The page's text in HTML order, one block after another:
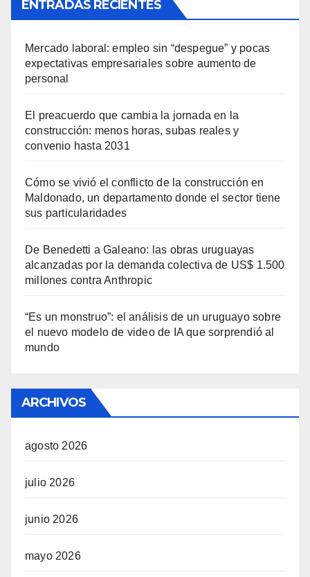
ENTRADAS RECIENTES
Mercado laboral: empleo sin “despegue” y pocas
expectativas empresariales sobre aumento de
personal
El preacuerdo que cambia la jornada en la
construcción: menos horas, subas reales y
convenio hasta 2031
Cómo se vivió el conflicto de la construcción en
Maldonado, un departamento donde el sector tiene
sus particularidades
De Benedetti a Galeano: las obras uruguayas
alcanzadas por la demanda colectiva de US$ 1.500
millones contra Anthropic
“Es un monstruo”: el análisis de un uruguayo sobre
el nuevo modelo de video de IA que sorprendió al
mundo
ARCHIVOS
agosto 2026
julio 2026
junio 2026
mayo 2026